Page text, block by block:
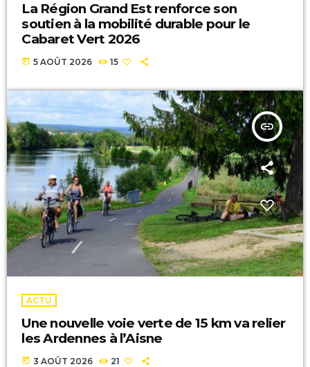
La Région Grand Est renforce son
soutien à la mobilité durable pour le
Cabaret Vert 2026
today 5 AOÛT 2026 15
insert_link
ACTU
Une nouvelle voie verte de 15 km va relier
les Ardennes à l’Aisne
today 3 AOÛT 2026 21